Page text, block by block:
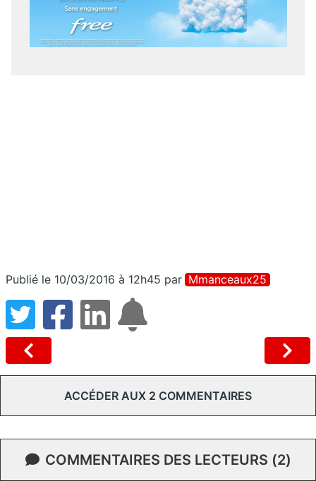
Publié le 10/03/2016 à 12h45 par Mmanceaux25
ACCÉDER AUX 2 COMMENTAIRES
COMMENTAIRES DES LECTEURS (2)